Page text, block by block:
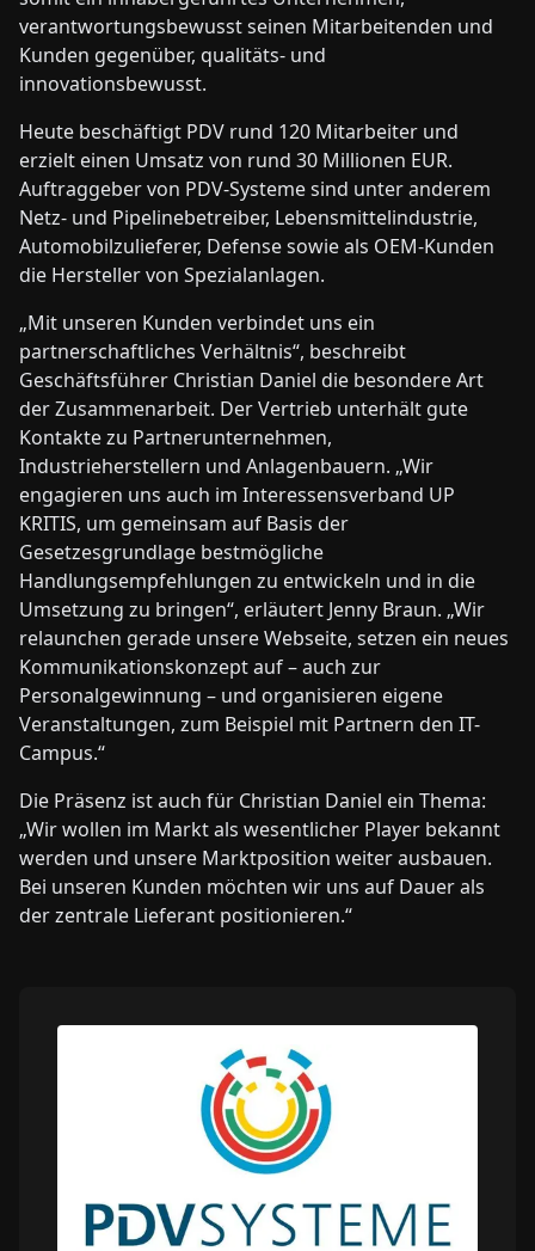
verantwortungsbewusst seinen Mitarbeitenden und
Kunden gegenüber, qualitäts- und
innovationsbewusst.
Heute beschäftigt PDV rund 120 Mitarbeiter und
erzielt einen Umsatz von rund 30 Millionen EUR.
Auftraggeber von PDV-Systeme sind unter anderem
Netz- und Pipelinebetreiber, Lebensmittelindustrie,
Automobilzulieferer, Defense sowie als OEM-Kunden
die Hersteller von Spezialanlagen.
„Mit unseren Kunden verbindet uns ein
partnerschaftliches Verhältnis“, beschreibt
Geschäftsführer Christian Daniel die besondere Art
der Zusammenarbeit. Der Vertrieb unterhält gute
Kontakte zu Partnerunternehmen,
Industrieherstellern und Anlagenbauern. „Wir
engagieren uns auch im Interessensverband UP
KRITIS, um gemeinsam auf Basis der
Gesetzesgrundlage bestmögliche
Handlungsempfehlungen zu entwickeln und in die
Umsetzung zu bringen“, erläutert Jenny Braun. „Wir
relaunchen gerade unsere Webseite, setzen ein neues
Kommunikationskonzept auf – auch zur
Personalgewinnung – und organisieren eigene
Veranstaltungen, zum Beispiel mit Partnern den IT-
Campus.“
Die Präsenz ist auch für Christian Daniel ein Thema:
„Wir wollen im Markt als wesentlicher Player bekannt
werden und unsere Marktposition weiter ausbauen.
Bei unseren Kunden möchten wir uns auf Dauer als
der zentrale Lieferant positionieren.“